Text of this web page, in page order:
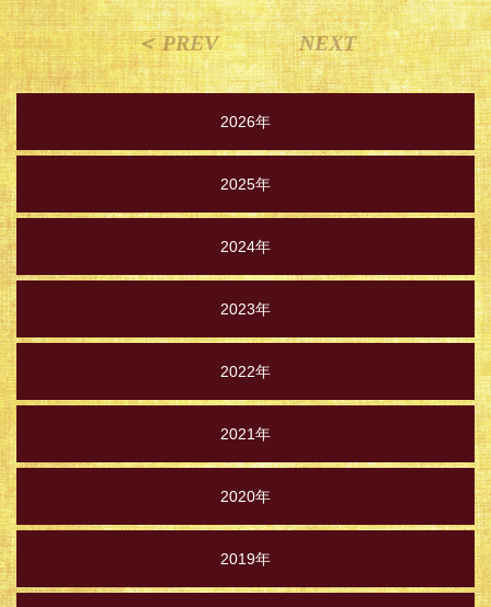
＜ PREV NEXT
2026年
2025年
2024年
2023年
2022年
2021年
2020年
2019年